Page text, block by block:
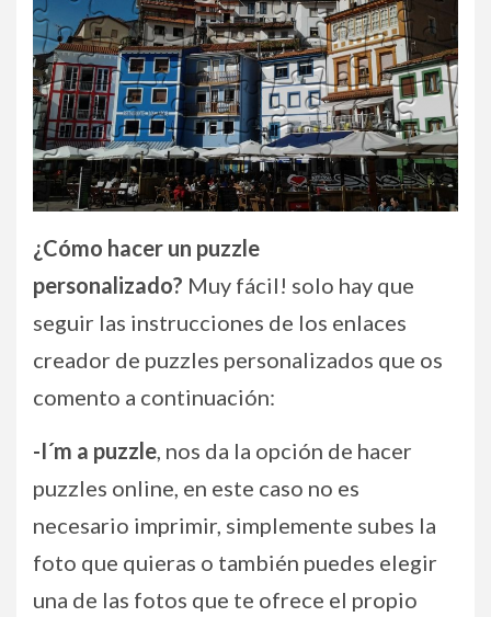
¿Cómo hacer un puzzle
personalizado? Muy fácil! solo hay que
seguir las instrucciones de los enlaces
creador de puzzles personalizados que os
comento a continuación:
-I´m a puzzle , nos da la opción de hacer
puzzles online, en este caso no es
necesario imprimir, simplemente subes la
foto que quieras o también puedes elegir
una de las fotos que te ofrece el propio